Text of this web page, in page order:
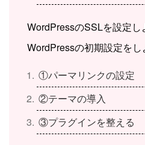
WordPressのSSLを設定し
WordPressの初期設定をし
①パーマリンクの設定
②テーマの導入
③プラグインを整える